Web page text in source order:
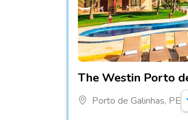
The Westin Porto
Porto de Galinhas, PE